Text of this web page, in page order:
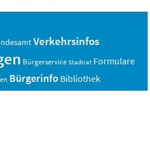
Verkehrsinfos
Bürgerservice Stadtrat Formulare
Bürgerinfo Bibliothek